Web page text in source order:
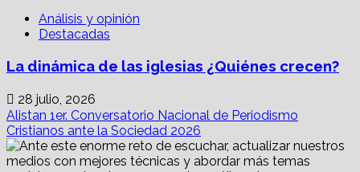
Análisis y opinión
Destacadas
La dinámica de las iglesias ¿Quiénes crecen?
28 julio, 2026
Alistan 1er. Conversatorio Nacional de Periodismo
Cristianos ante la Sociedad 2026